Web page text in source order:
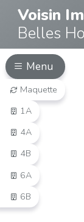
Voisin
Belles
Menu
Maquette
1A
4A
4B
6A
6B